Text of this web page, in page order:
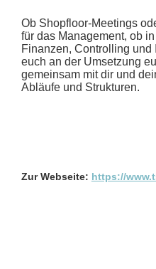
Ob Shopfloor-Meetings
für das Management, ob
Finanzen, Controlling und
euch an der Umsetzung
gemeinsam mit dir und
Abläufe und Strukturen.
Zur Webseite: https://